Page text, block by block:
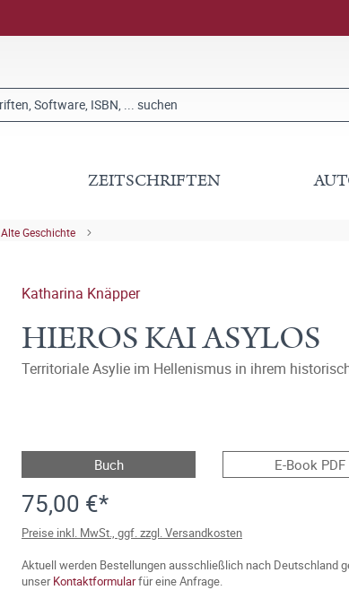
ZEITSCHRIFTEN
Alte Geschichte
Katharina Knäpper
HIEROS KAI ASYLOS
Territoriale Asylie im Hellenismus in ihrem
Buch E-Book PDF
75,00 €*
Preise inkl. MwSt., ggf. zzgl. Versandkosten
Aktuell werden Bestellungen ausschließlich nach Deutschland
unserKontaktformularfür eine Anfrage.